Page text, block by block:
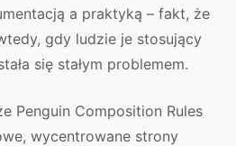
a praktyką – fakt, że
gdy ludzie je stosujący
się stałym problemem.
Penguin Composition Rules
wycentrowane strony